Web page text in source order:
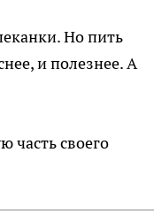
Но пить
и полезнее. А
часть своего